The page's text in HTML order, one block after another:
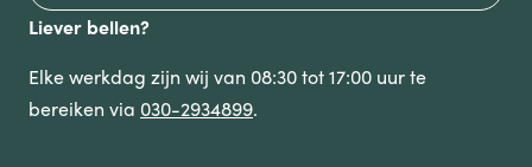
Liever bellen?
Elke werkdag zijn wij van 08:30 tot 17:00 uur te
bereiken via 030-2934899.